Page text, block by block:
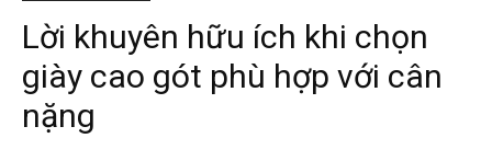
Lời khuyên hữu ích khi chọn
giày cao gót phù hợp với cân
nặng